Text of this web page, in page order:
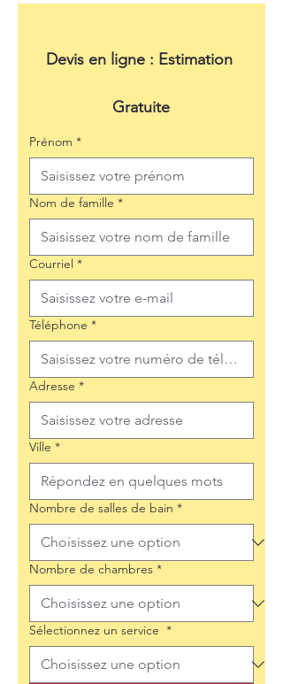
Devis en ligne : Estimation
Gratuite
Prénom *
Nom de famille *
Courriel *
Téléphone *
Adresse *
Ville *
Nombre de salles de bain *
Nombre de chambres *
Sélectionnez un service *